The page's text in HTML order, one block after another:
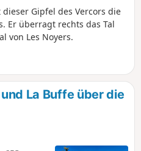
Gipfel des Vercors die
Er überragt rechts das Tal
von Les Noyers.
La Buffe über die